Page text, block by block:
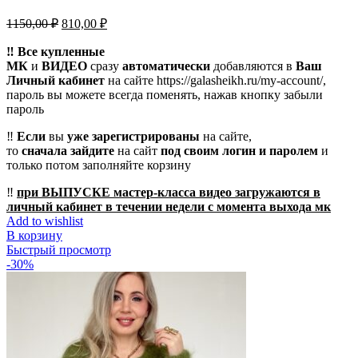
1150,00₽ Первоначальная
составляла
1150,00 ₽.
810,00 ₽Текущая
‼️ Все купленные
МК и ВИДЕО сразу автоматически добавляются в Ваш
Личный кабинет на сайте https://galasheikh.ru/my-account/,
пароль вы можете всегда поменять, нажав кнопку забыли
пароль
‼️ Если вы уже зарегистрированы на сайте,
то сначала зайдите на сайт под своим логин и паролем и
только потом заполняйте корзину
‼️ при ВЫПУСКЕ мастер-класса видео загружаются в
личный кабинет в течении недели с момента выхода мк
Add to wishlist
В корзину
Быстрый просмотр
-30%